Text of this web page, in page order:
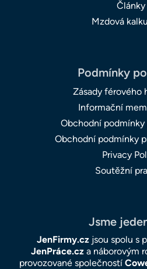
Články
Mzdová
Podmínky
Zásady férového
Informační
Obchodní
Obchodní podmínky
Privacy
Soutěžní
Jsme
JenFirmy.czjsou spolu s
JenPráce.cza náborovým
provozované společností